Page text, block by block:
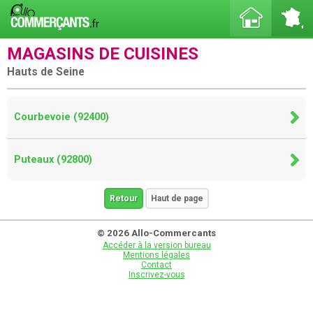
MAGASINS DE CUISINES
Hauts de Seine
Courbevoie (92400)
Puteaux (92800)
Retour Haut de page
© 2026 Allo-Commercants
Accéder à la version bureau
Mentions légales
Contact
Inscrivez-vous